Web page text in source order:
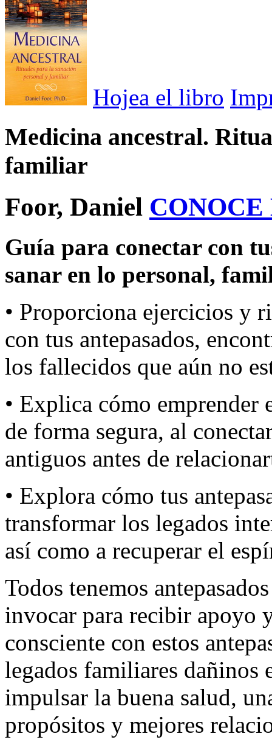
Hojea el libro
Medicina ancestral.
familiar
Foor, Daniel CONOCE
Guía para conectar con
sanar en lo personal,
• Proporciona ejercicios y
con tus antepasados,
los fallecidos que aún no
• Explica cómo
de forma segura, al
antiguos antes de
• Explora cómo tus
transformar los legados
así como a recuperar el
Todos tenemos
invocar para recibir apoyo
consciente con estos
legados familiares dañinos
impulsar la buena salud,
propósitos y mejores